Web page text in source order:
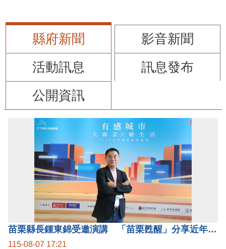
縣府新聞
影音新聞
活動訊息
訊息發布
公開資訊
苗栗縣長鍾東錦受邀演講 「苗栗甦醒」分享近年轉變
115-08-07 17:21